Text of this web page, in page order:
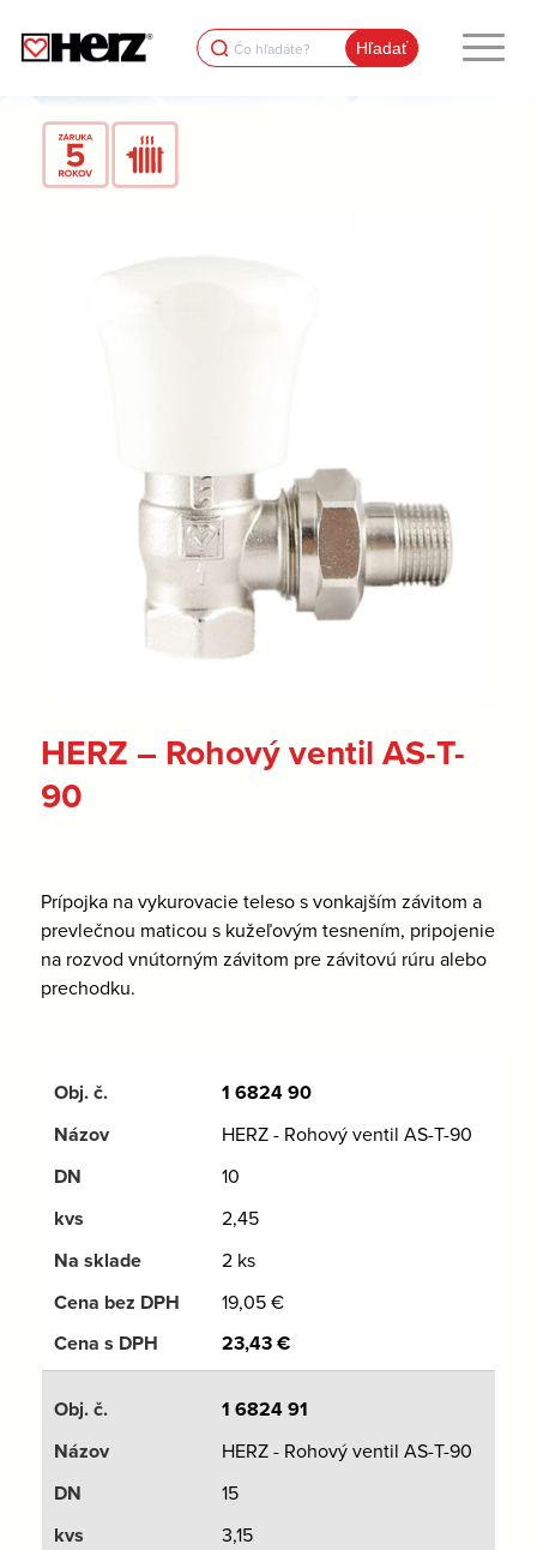
Search
for:
HERZ – Rohový ventil AS-T-
90
Prípojka na vykurovacie teleso s vonkajším závitom a
prevlečnou maticou s kužeľovým tesnením, pripojenie
na rozvod vnútorným závitom pre závitovú rúru alebo
prechodku.
1 6824 90
HERZ - Rohový ventil AS-T-90
10
2,45
2 ks
19,05€
23,43€
1 6824 91
HERZ - Rohový ventil AS-T-90
15
3,15